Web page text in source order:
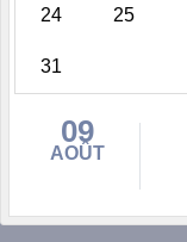
24 25
31
09
AOÛT